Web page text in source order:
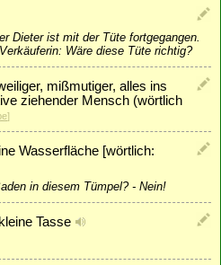
Dieter ist mit der Tüte fortgegangen.
Verkäuferin: Wäre diese Tüte richtig?
mißmutiger, alles ins
ziehender Mensch (wörtlich
]
Wasserfläche [wörtlich:
in diesem Tümpel? - Nein!
Tasse